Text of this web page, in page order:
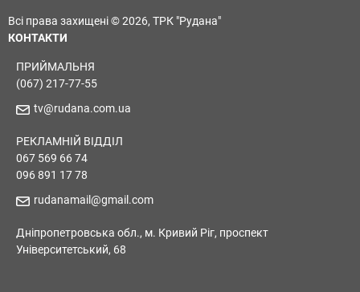
Всі права захищені © 2026, ТРК "Рудана"
КОНТАКТИ
ПРИЙМАЛЬНЯ
(067) 217-77-55
tv@rudana.com.ua
РЕКЛАМНІЙ ВІДДІЛ
067 569 66 74
096 891 17 78
rudanamail@gmail.com
Дніпропетровська обл., м. Кривий Ріг, проспект
Університетський, 68